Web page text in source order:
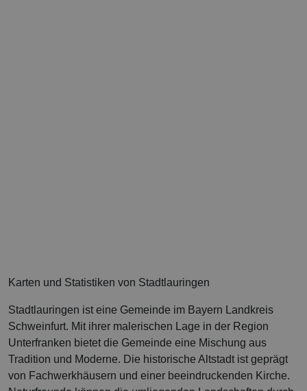
Karten und Statistiken von Stadtlauringen
Stadtlauringen ist eine Gemeinde im Bayern Landkreis
Schweinfurt. Mit ihrer malerischen Lage in der Region
Unterfranken bietet die Gemeinde eine Mischung aus
Tradition und Moderne. Die historische Altstadt ist geprägt
von Fachwerkhäusern und einer beeindruckenden Kirche.